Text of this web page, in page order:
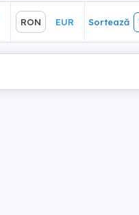
RON EUR Sortează